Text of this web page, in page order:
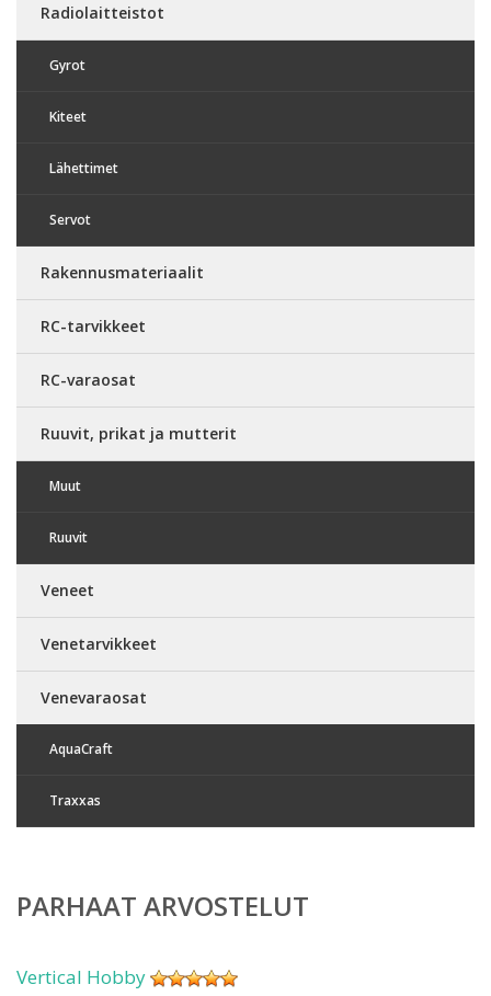
Radiolaitteistot
Gyrot
Kiteet
Lähettimet
Servot
Rakennusmateriaalit
RC-tarvikkeet
RC-varaosat
Ruuvit, prikat ja mutterit
Muut
Ruuvit
Veneet
Venetarvikkeet
Venevaraosat
AquaCraft
Traxxas
PARHAAT ARVOSTELUT
Vertical Hobby